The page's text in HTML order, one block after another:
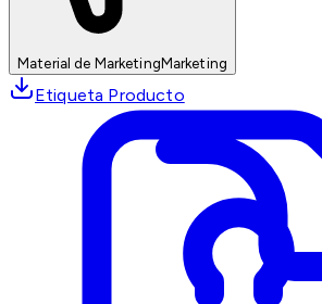
Material de MarketingMarketing
Etiqueta Producto